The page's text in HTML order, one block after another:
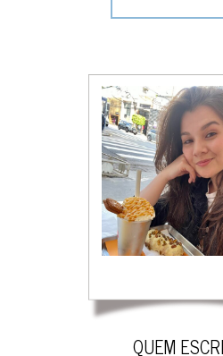
Não se sabe ao certo o
comemorativa, mas dizem
Enrique Porchelo beijava
encontrava na vila em que
1882, o padre local teria
moedas de ouro às mulheres
beijadas pelo “Don Juan”.
nenhuma apareceu e que o
em algum lugar da Itália até
29 músculos são ativados
QUEM